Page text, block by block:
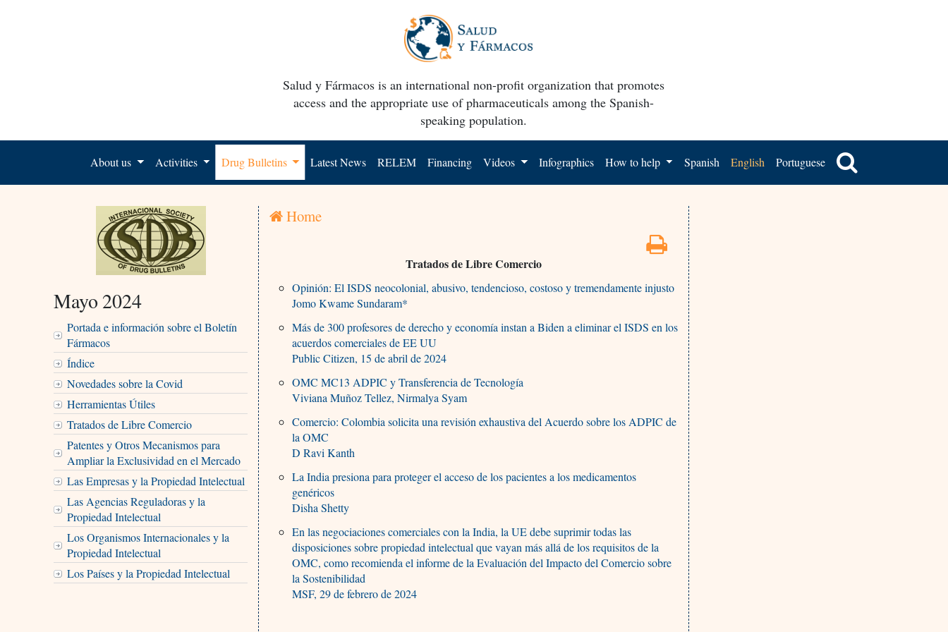
Salud y Fármacos is an international non-profit organization that promotes
access and the appropriate use of pharmaceuticals among the Spanish-
speaking population.
About us Activities Drug Bulletins Latest News RELEM Financing Videos Infographics How to help Spanish English Portuguese
Mayo 2024
Portada e información sobre el Boletín
Fármacos
Índice
Novedades sobre la Covid
Herramientas Útiles
Tratados de Libre Comercio
Patentes y Otros Mecanismos para
Ampliar la Exclusividad en el Mercado
Las Empresas y la Propiedad Intelectual
Las Agencias Reguladoras y la
Propiedad Intelectual
Los Organismos Internacionales y la
Propiedad Intelectual
Los Países y la Propiedad Intelectual
Home
Tratados de Libre Comercio
Opinión: El ISDS neocolonial, abusivo, tendencioso, costoso y tremendamente injusto
Jomo Kwame Sundaram*
Más de 300 profesores de derecho y economía instan a Biden a eliminar el ISDS en los
acuerdos comerciales de EE UU
Public Citizen, 15 de abril de 2024
OMC MC13 ADPIC y Transferencia de Tecnología
Viviana Muñoz Tellez, Nirmalya Syam
Comercio: Colombia solicita una revisión exhaustiva del Acuerdo sobre los ADPIC de
la OMC
D Ravi Kanth
La India presiona para proteger el acceso de los pacientes a los medicamentos
genéricos
Disha Shetty
En las negociaciones comerciales con la India, la UE debe suprimir todas las
disposiciones sobre propiedad intelectual que vayan más allá de los requisitos de la
OMC, como recomienda el informe de la Evaluación del Impacto del Comercio sobre
la Sostenibilidad
MSF, 29 de febrero de 2024